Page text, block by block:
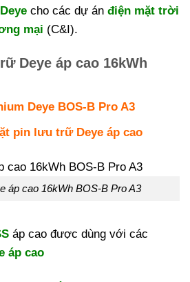
Deye cho các dự án điện mặt trời
mại (C&I).
Deye áp cao 16kWh
Deye BOS-B Pro A3
pin lưu trữ Deye áp cao
áp cao 16kWh BOS-B Pro A3
áp cao được dùng với các
áp cao